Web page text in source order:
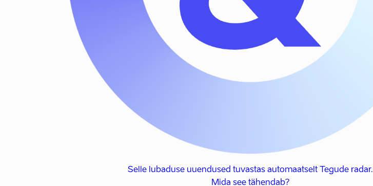
Selle lubaduse uuendused tuvastas automaatselt Tegude radar.
Mida see tähendab?